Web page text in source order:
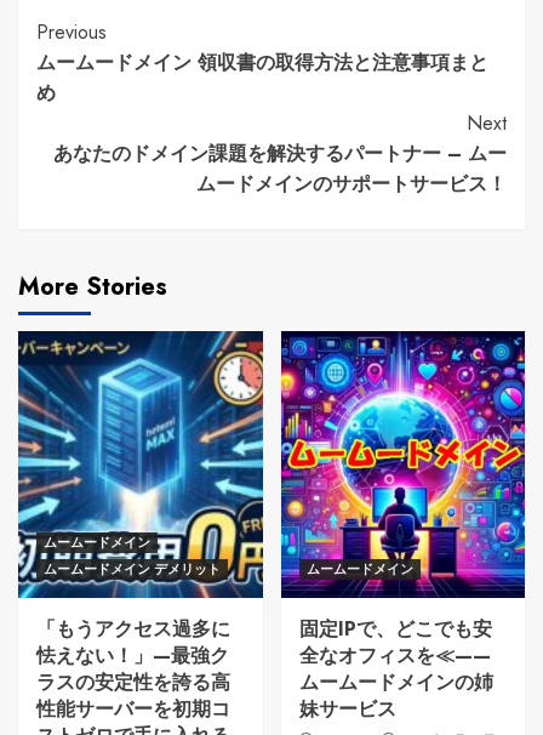
Continue
Reading
Previous
ムームードメイン 領収書の取得方法と注意事項まと
め
Next
あなたのドメイン課題を解決するパートナー – ムー
ムードメインのサポートサービス！
More Stories
ムームードメイン
ムームードメイン デメリット
「もうアクセス過多に
怯えない！」—最強ク
ラスの安定性を誇る高
性能サーバーを初期コ
ムームードメイン
固定IPで、どこでも安
全なオフィスを≪——
ムームードメインの姉
妹サービス